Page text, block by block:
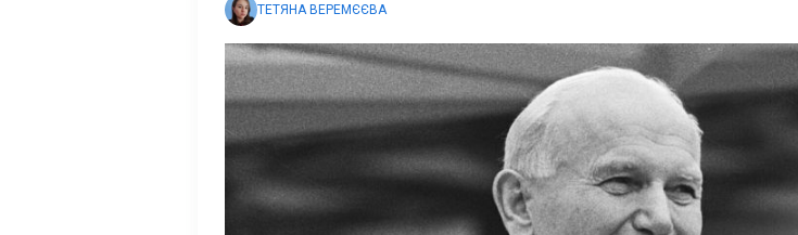
ТЕТЯНА ВЕРЕМЄЄВА